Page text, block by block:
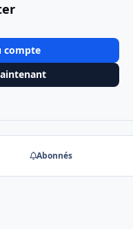
compte
Abonnés